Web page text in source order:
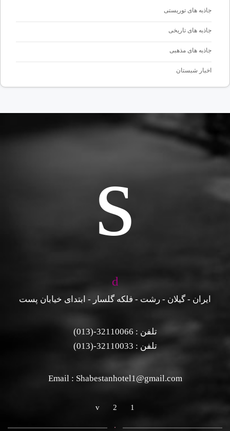
جاذبه های توریستی
جاذبه های تاریخی
جاذبه های مذهبی
اخبار شبستان
s
d
ایران - گیلان - رشت - فلکه گلسار - ابتدای خیابان پست
تلفن : 32110066-(013)
تلفن : 32110033-(013)
Email : Shabestanhotel1@gmail.com
v 2 1